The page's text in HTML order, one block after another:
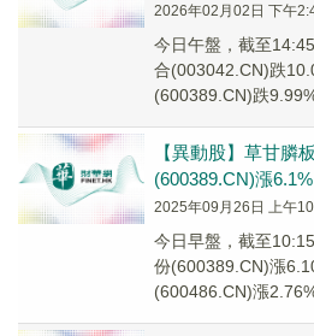
2026年02月02日 下午
今日午盤，截至
合(003042.CN)跌
(600389.CN)跌
【異動股】草甘膦
(600389.CN)漲6.1%
2025年09月26日 上午
今日早盤，截至
份(600389.CN)漲
(600486.CN)漲